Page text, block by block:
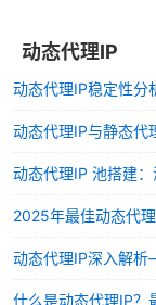
动态代理IP
动态代理IP稳定性分
动态代理IP与静态代
2025年最佳动态代
动态代理IP深入解
什么是动态代理IP？